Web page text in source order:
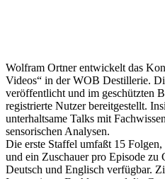
Wolfram Ortner entwickelt das
Videos“ in der WOB Destillerie.
veröffentlicht und im geschützten
registrierte Nutzer bereitgestellt.
unterhaltsame Talks mit
sensorischen Analysen.
Die erste Staffel umfaßt 15
und ein Zuschauer pro Episode zu
Deutsch und Englisch verfügbar.